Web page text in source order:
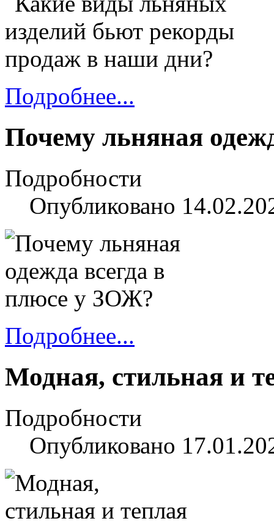
Подробнее...
Почему льняная
Подробности
Опубликовано
Подробнее...
Модная, стильная и
Подробности
Опубликовано